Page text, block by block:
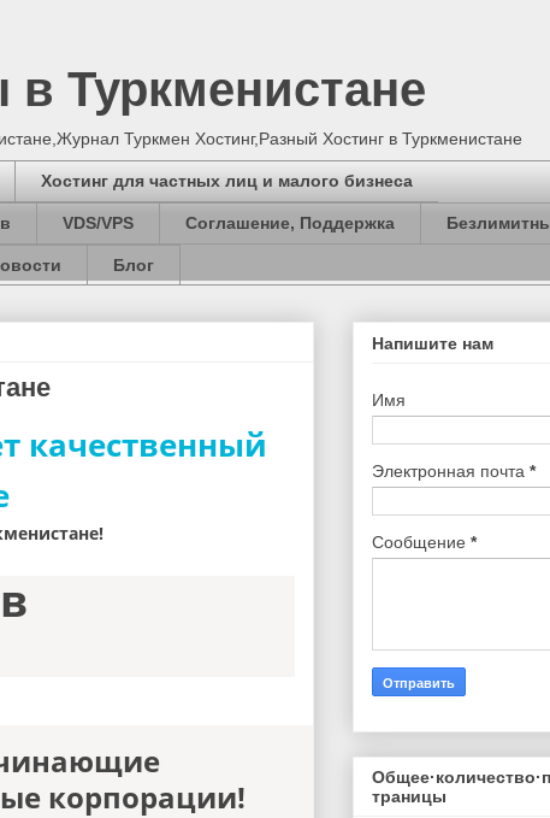
Туркменистане
Туркмен Хостинг,Разный Хостинг в Туркменистане
Хостинг для частных лиц и малого бизнеса
VDS/VPS Соглашение, Поддержка
Блог
качественный
корпорации!
Напишите нам
Имя
Электронная почта *
Сообщение *
траницы